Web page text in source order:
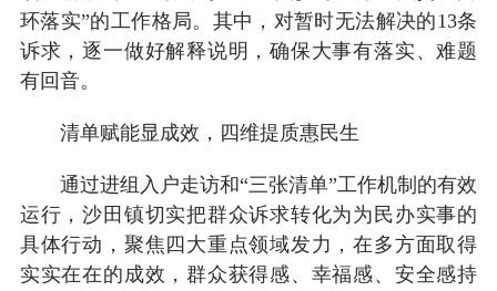
环落实”的工作格局。其中，对暂时无法解决的13条
诉求，逐一做好解释说明，确保大事有落实、难题
有回音。
清单赋能显成效，四维提质惠民生
通过进组入户走访和“三张清单”工作机制的有效
运行，沙田镇切实把群众诉求转化为为民办实事的
具体行动，聚焦四大重点领域发力，在多方面取得
实实在在的成效，群众获得感、幸福感、安全感持